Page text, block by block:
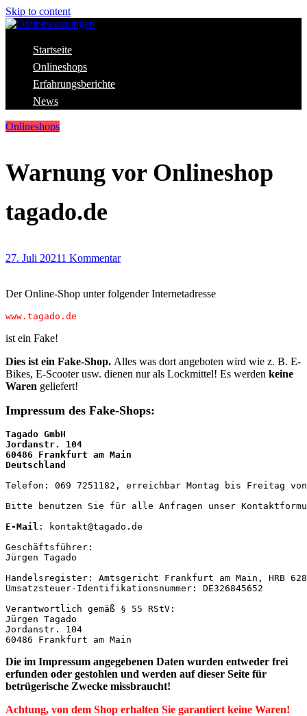
Skip to content
Onlinewarnungen
Aktuelle Warnungen vor Gefahren im Internet
Startseite
Onlineshops
Erfahrungsberichte
News
Onlineshops
Warnung vor Onlineshop
tagado.de
27. Juli 20211 Kommentar
Der Online-Shop unter folgender Internetadresse
www.tagado.de
ist ein Fake!
Dies ist ein Fake-Shop. Alles was dort angeboten wird wie z. B. E-
Bikes, E-Scooter usw. dienen nur als Lockmittel! Es werden keine
Waren geliefert!
Impressum des Fake-Shops:
Tagado GmbH
Jordanstr. 104
60486 Frankfurt am Main
Deutschland
Telefon: 069 7251182, erreichbar Montag bis Freitag
Bitte benutzen Sie für alle Anfragen unser
E-Mail : kontakt@tagado.de
Geschäftsführer:
Jürgen Tagado
Handelsregister: Amtsgericht Frankfurt am Main, HRB
Umsatzsteuer-Identifikationsnummer: DE326845652
Verantwortlich gemäß § 55 RStV:
Jürgen Tagado
Jordanstr. 104
60486 Frankfurt am Main
Die im Impressum angegebenen Daten wurden entweder frei
erfunden oder gestohlen und werden auf dieser Seite für
betrügerische Zwecke missbraucht!
Achtung, von dem Shop erhalten Sie garantiert keine Waren!